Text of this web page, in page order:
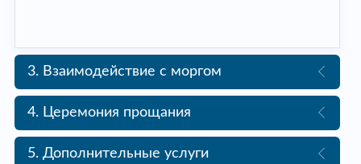
3. Взаимодействие с моргом
4. Церемония прощания
5. Дополнительные услуги